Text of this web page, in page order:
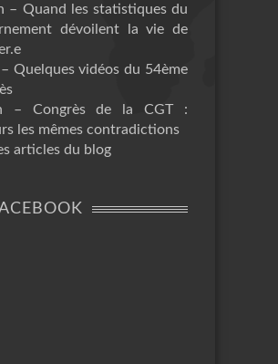
– Quand les statistiques du
dévoilent la vie de
Quelques vidéos du 54ème
– Congrès de la CGT :
les mêmes contradictions
articles du blog